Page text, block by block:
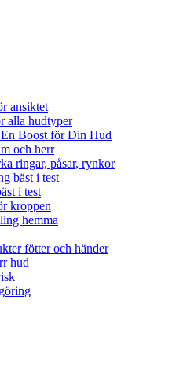
ansiktet
alla hudtyper
Boost för Din Hud
och herr
ringar, påsar, rynkor
bäst i test
i test
kroppen
hemma
fötter och händer
hud